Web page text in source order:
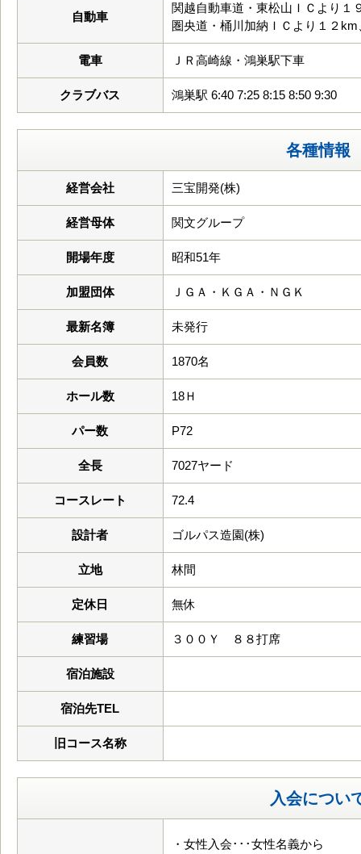
自動車
関越自動車道・東松山ＩＣより１
圏央道・桶川加納ＩＣより１２
電車 ＪＲ高崎線・鴻巣駅下車
クラブバス 鴻巣駅 6:40 7:25 8:15 8:50 9:30
各種情報
経営会社 三宝開発(株)
経営母体 関文グループ
開場年度 昭和51年
加盟団体 ＪＧＡ・ＫＧＡ・ＮＧＫ
最新名簿 未発行
会員数 1870名
ホール数 18Ｈ
パー数 P72
全長 7027ヤード
コースレート 72.4
設計者 ゴルパス造園(株)
立地 林間
定休日 無休
練習場 ３００Ｙ ８８打席
宿泊施設
宿泊先TEL
旧コース名称
入会につい
・女性入会･･･女性名義から